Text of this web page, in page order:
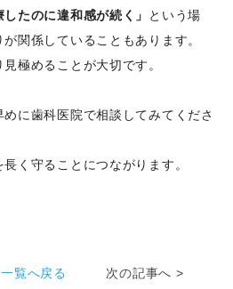
たのに違和感が続く」
という場
関係していることもあります。
極めることが大切です。
に歯科医院で相談してみてくださ
く守ることにつながります。
一覧へ戻る 次の記事へ >